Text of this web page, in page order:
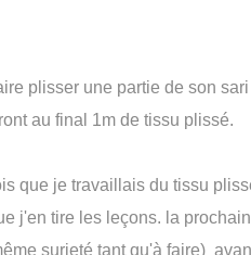
plisser une partie de son
au final 1m de tissu plissé.
que je travaillais du tissu
j'en tire les leçons. la
surjeté tant qu'à faire)